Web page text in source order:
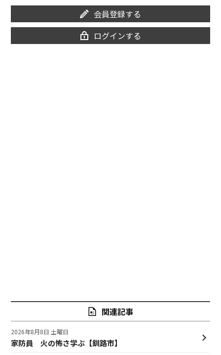
会員登録する
ログインする
関連記事
家防員 火の怖さ学ぶ【釧路市】
2026年8月8日 土曜日